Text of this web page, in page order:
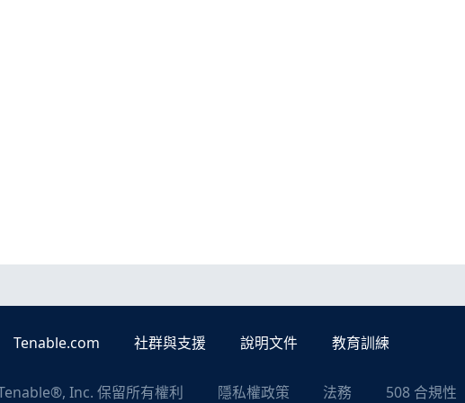
Tenable.com 社群與支援 說明文件 教育訓練
Inc. 保留所有權利 隱私權政策 法務 508 合規性